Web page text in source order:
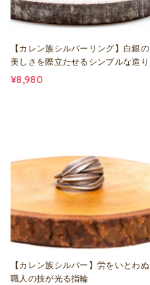
【カレン族シルバーリング】白銀の
美しさを際立たせるシンプルな造り
¥8,980
【カレン族シルバー】労をいとわぬ
職人の技が光る指輪